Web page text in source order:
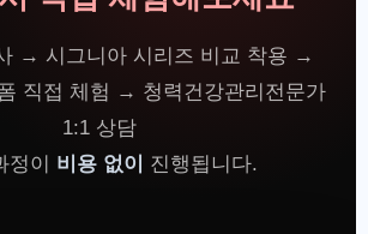
→ 시그니아 시리즈 비교 착용 →
직접 체험 → 청력건강관리전문가
1:1 상담
정이 비용 없이 진행됩니다.